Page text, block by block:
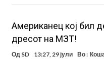
Aмериканец кој бил
дресот на МЗТ!
Од SD 13:27, 29 јули Во :